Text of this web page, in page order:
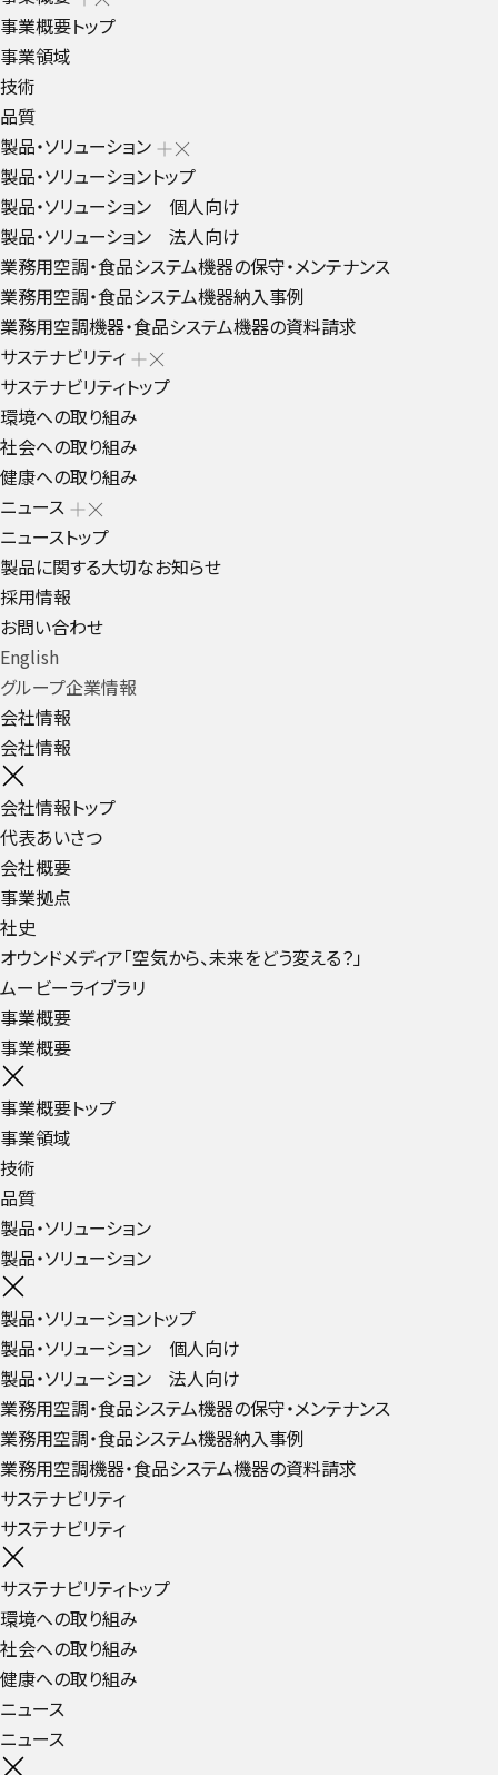
事業概要トップ
事業領域
技術
品質
製品・ソリューション
製品・ソリューショントップ
製品・ソリューション 個人向け
製品・ソリューション 法人向け
業務用空調・食品システム機器の保守・メンテナンス
業務用空調・食品システム機器納入事例
業務用空調機器・食品システム機器の資料請求
サステナビリティ
サステナビリティトップ
環境への取り組み
社会への取り組み
健康への取り組み
ニュース
ニューストップ
製品に関する大切なお知らせ
採用情報
お問い合わせ
English
グループ企業情報
会社情報
会社情報
会社情報トップ
代表あいさつ
会社概要
事業拠点
社史
オウンドメディア「空気から、未来をどう変える？」
ムービーライブラリ
事業概要
事業概要
事業概要トップ
事業領域
技術
品質
製品・ソリューション
製品・ソリューション
製品・ソリューショントップ
製品・ソリューション 個人向け
製品・ソリューション 法人向け
業務用空調・食品システム機器の保守・メンテナンス
業務用空調・食品システム機器納入事例
業務用空調機器・食品システム機器の資料請求
サステナビリティ
サステナビリティ
サステナビリティトップ
環境への取り組み
社会への取り組み
健康への取り組み
ニュース
ニュース